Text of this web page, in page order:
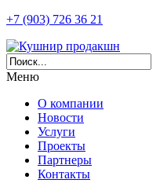
+7 (903) 726 36 21
Меню
О компании
Новости
Услуги
Проекты
Партнеры
Контакты